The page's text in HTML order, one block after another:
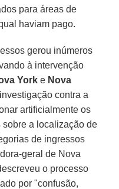
para áreas de
haviam pago.
gerou inúmeros
à intervenção
York e Nova
contra a
artificialmente os
sobre a localização de
de ingressos
geral de Nova
o processo
por "confusão,